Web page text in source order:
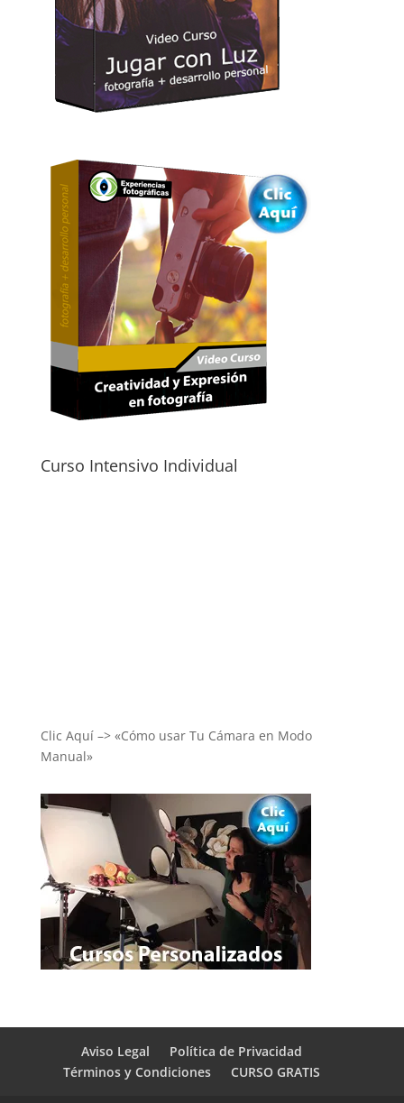
Curso Intensivo Individual
Clic Aquí –> «Cómo usar Tu Cámara en Modo
Manual»
Aviso Legal
Política de Privacidad
Términos y Condiciones
CURSO GRATIS